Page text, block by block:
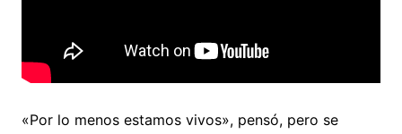
«Por lo menos estamos vivos», pensó, pero se